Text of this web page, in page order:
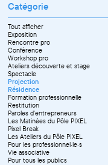
Catégorie
Tout afficher
Exposition
Rencontre pro
Conférence
Workshop pro
Ateliers découverte et stage
Spectacle
Projection
Résidence
Formation professionnelle
Restitution
Paroles d'entrepreneurs
Les Matinées du Pôle PIXEL
Pixel Break
Les Ateliers du Pôle PIXEL
Pour les professionnel·le·s
Vie associative
Pour tous les publics